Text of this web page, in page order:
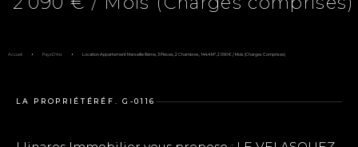
Accueil Pays D'Aix Location Appartement Marseille 8ème, 3 Pièces, 2 Chambres, 144.4 M², 2 090 € / Mois (Charges Comprises)
LA PROPRIÉTÉ RÉF. G-0116